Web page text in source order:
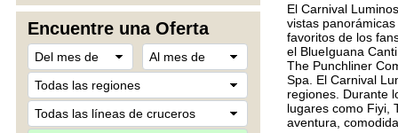
Encuentre una Oferta
El Carnival
vistas
favoritos de los
el BlueIguana
The Punchliner
Spa. El Carnival
regiones. Durante
lugares como Fiyi,
aventura,